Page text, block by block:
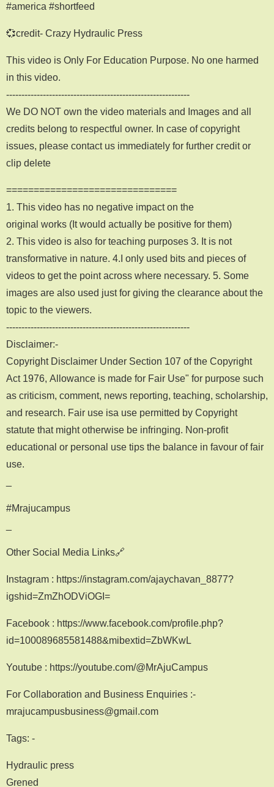
#america #shortfeed
💞credit- Crazy Hydraulic Press
This video is Only For Education Purpose. No one harmed
in this video.
------------------------------------------------------------
We DO NOT own the video materials and Images and all
credits belong to respectful owner. In case of copyright
issues, please contact us immediately for further credit or
clip delete
===============================
1. This video has no negative impact on the
original works (It would actually be positive for them)
2. This video is also for teaching purposes 3. It is not
transformative in nature. 4.I only used bits and pieces of
videos to get the point across where necessary. 5. Some
images are also used just for giving the clearance about the
topic to the viewers.
------------------------------------------------------------
Disclaimer:-
Copyright Disclaimer Under Section 107 of the Copyright
Act 1976, Allowance is made for Fair Use" for purpose such
as criticism, comment, news reporting, teaching, scholarship,
and research. Fair use isa use permitted by Copyright
statute that might otherwise be infringing. Non-profit
educational or personal use tips the balance in favour of fair
use.
#Mrajucampus
Other Social Media Links🔗
Instagram : https://instagram.com/ajaychavan_8877?
igshid=ZmZhODViOGI=
Facebook : https://www.facebook.com/profile.php?
id=100089685581488&mibextid=ZbWKwL
Youtube : https://youtube.com/@MrAjuCampus
For Collaboration and Business Enquiries :-
mrajucampusbusiness@gmail.com
Tags: -
Hydraulic press
Grened